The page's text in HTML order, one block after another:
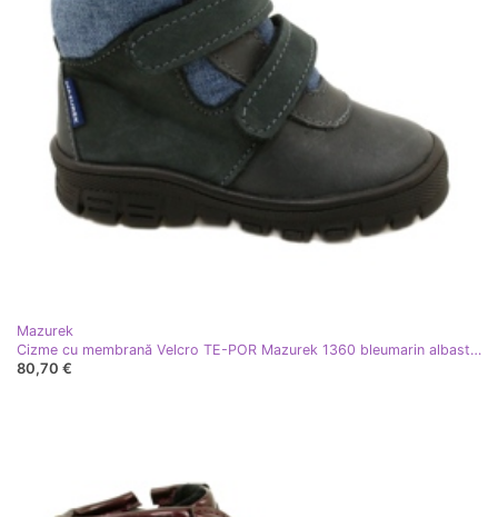
Mazurek
Cizme cu membrană Velcro TE-POR Mazurek 1360 bleumarin albastru
80,70 €